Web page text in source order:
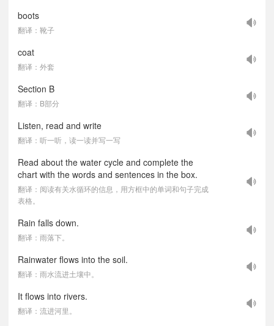
boots
翻译：靴子
coat
翻译：外套
Section B
翻译：B部分
Listen, read and write
翻译：听一听，读一读并写一写
Read about the water cycle and complete the
chart with the words and sentences in the box.
翻译：阅读有关水循环的信息，用方框中的单词和句子完成
表格。
Rain falls down.
翻译：雨落下。
Rainwater flows into the soil.
翻译：雨水流进土壤中。
It flows into rivers.
翻译：流进河里。